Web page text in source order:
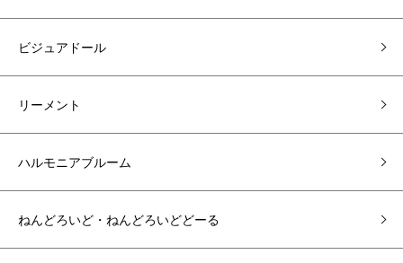
ビジュアドール
リーメント
ハルモニアブルーム
ねんどろいど・ねんどろいどどーる